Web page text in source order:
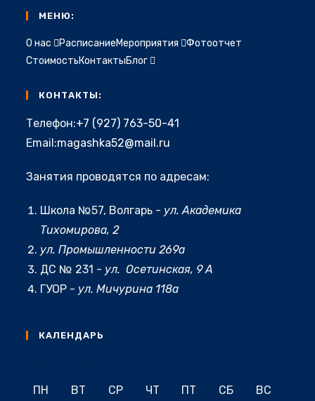
МЕНЮ:
О нас РасписаниеМероприятия
Фотоотчет
СтоимостьКонтактыБлог
КОНТАКТЫ:
Телефон:+7 (927) 763-50-41
приложении
Email:magashka52@mail.ru
вашем
Занятия проводятся по адресам:
Школа №57, Волгарь - ул. Академика
Тихомирова, 2
ул. Промышленности 269а
ДС № 231 - ул. Осетинская, 9 А
ГУОР - ул. Мичурина 118а
КАЛЕНДАРЬ
ПН
ВТ СР ЧТ ПТ СБ ВС